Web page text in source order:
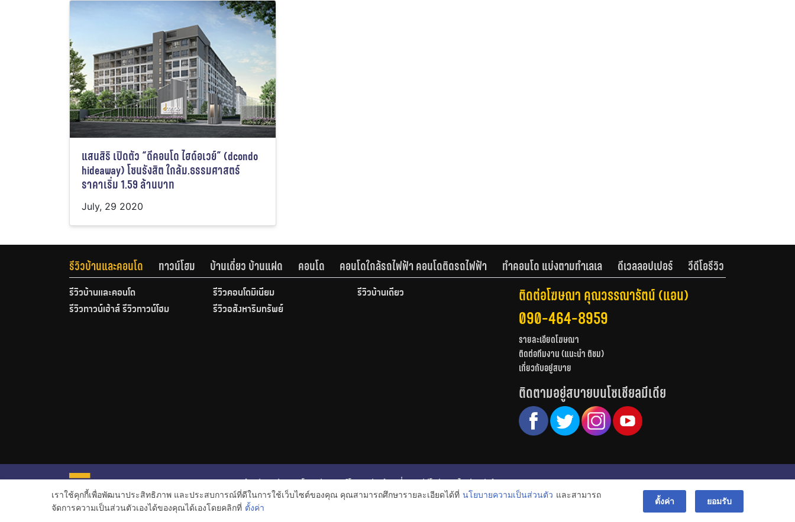
แสนสิริ เปิดตัว “ดีคอนโด ไฮด์อเวย์” (dcondo
hideaway) โซนรังสิต ใกล้ม.ธรรมศาสตร์
ราคาเริ่ม 1.59 ล้านบาท
July, 29 2020
รีวิวบ้านและคอนโด ทาวน์โฮม บ้านเดี่ยว บ้านแฝด คอนโด คอนโดใกล้รถไฟฟ้า คอนโดติดรถไฟฟ้า ทำคอนโด แบ่งตามทำเลเล ดีเวลลอปเปอร์ วีดีโอรีวิว
รีวิวบ้านและคอนโด รีวิวคอนโดมิเนียม
รีวิวบ้านเดี่ยว
รีวิวทาวน์เฮ้าส์ รีวิวทาวน์โฮม
รีวิวอสังหาริมทรัพย์
ติดต่อโฆษณา คุณวรรณารัตน์ (แอน)
090-464-8959
รายละเอียดโฆษณา
ติดต่อทีมงาน (แนะนำ ติชม)
เกี่ยวกับอยู่สบาย
ติดตามอยู่สบายบนโซเชียลมีเดีย
หน้าหลัก รีวิวคอนโด รีวิวทาวน์โฮม รีวิวบ้านเดี่ยว วีดีโอรีวิว
ไอเดียแต่งบ้าน
ข่าวอสังหาริมทรัพย์
โปรโมชั่นบ้านและคอนโด
© สงวนลิขสิทธิ์ 2556-2564
เราใช้คุกกี้เพื่อพัฒนาประสิทธิภาพ และประสบการณ์ที่ดีในการใช้เว็บไซต์ของคุณ คุณสามารถศึกษารายละเอียดได้ที่ นโยบายความเป็นส่วนตัว และสามารถ
จัดการความเป็นส่วนตัวเองได้ของคุณได้เองโดยคลิกที่ ตั้งค่า
ตั้งค่า ยอมรับ